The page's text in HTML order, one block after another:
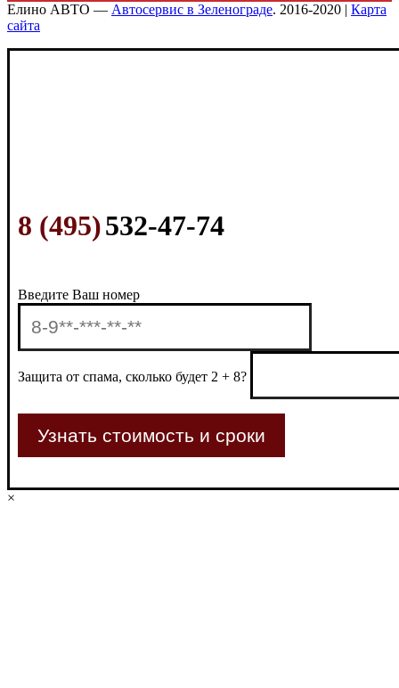
Елино АВТО — Автосервис в Зеленограде. 2016-2020 | Карта
сайта
8 (495)532-47-74
Введите Ваш номер
Защита от спама, сколько будет 2 + 8?
×